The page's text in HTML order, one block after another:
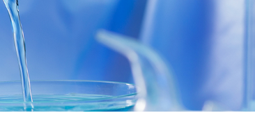
地坪材料 修缮材料
加固材料 防腐耐久材料